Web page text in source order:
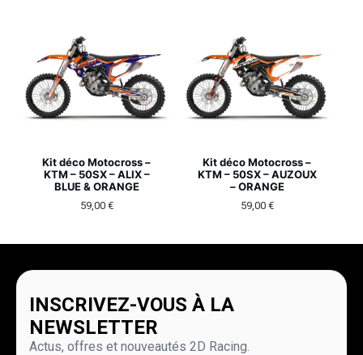
Kit déco Motocross –
KTM – 50SX – ALIX –
BLUE & ORANGE
59,00 €
Kit déco Motocross –
KTM – 50SX – AUZOUX
– ORANGE
59,00 €
INSCRIVEZ-VOUS À LA
NEWSLETTER
Actus, offres et nouveautés 2D Racing.